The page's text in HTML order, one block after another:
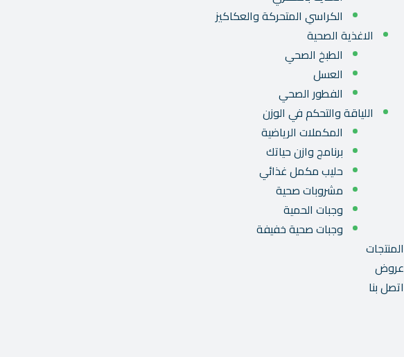
الكراسي المتحركة والعكاكيز
الاغذية الصحية
الطبخ الصحي
العسل
الفطور الصحي
اللياقة والتحكم في الوزن
المكملات الرياضية
برنامج وازن حياتك
حليب مكمل غذائي
مشروبات صحية
وجبات الحمية
وجبات صحية خفيفة
المنتجات
عروض
اتصل بنا